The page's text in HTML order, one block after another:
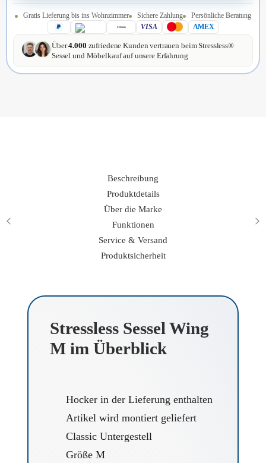
M
Classic
Untergestell
Menge
Gratis Lieferung bis ins Wohnzimmer Sichere Zahlung
Persönliche Beratung
VISA
AMEX
Über4.000 zufriedene Kunden vertrauen beim Stressless®
Sessel und Möbelkauf auf unsere Erfahrung
Beschreibung
Produktdetails
Über die Marke
Funktionen
Service & Versand
Produktsicherheit
Stressless Sessel Wing
M im Überblick
Hocker in der Lieferung enthalten
Artikel wird montiert geliefert
Classic Untergestell
Größe M